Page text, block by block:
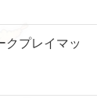
クプレイマッ